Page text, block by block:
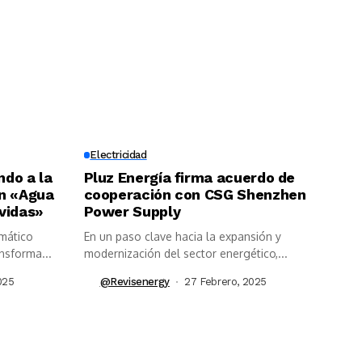
a la
«Agua
Electricidad
Pluz Energía firma acuerdo de
cooperación con CSG Shenzhen
Power Supply
En un paso clave hacia la expansión y
modernización del sector energético,...
@revisenergy 27 Febrero, 2025